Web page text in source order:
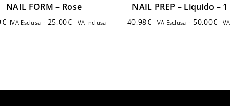
NAIL FORM – Rose
€ IVA Esclusa -25,00€ IVA Inclusa
NAIL PREP – Liquido –
40,98€ IVA Esclusa - 50,00€